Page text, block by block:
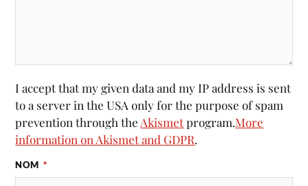
I accept that my given data and my IP address is sent
to a server in the USA only for the purpose of spam
prevention through the Akismetprogram.More
information on Akismet and GDPR.
NOM *